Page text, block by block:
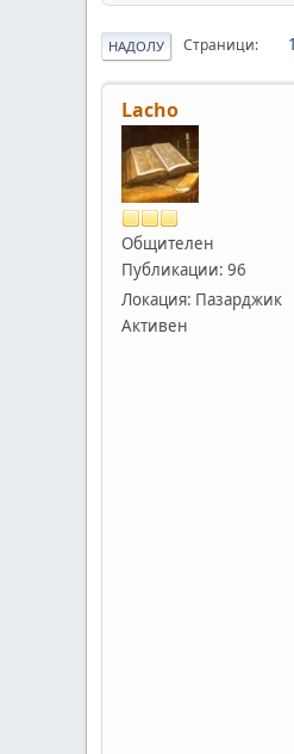
НАДОЛУ Страници 1
Lacho
Общителен
Публикации: 96
Локация: Пазарджик
Активен